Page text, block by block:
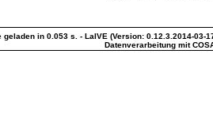
geladen in 0.053 s. - LaIVE (Version: 0.12.3.2014-03-
Datenverarbeitung mit